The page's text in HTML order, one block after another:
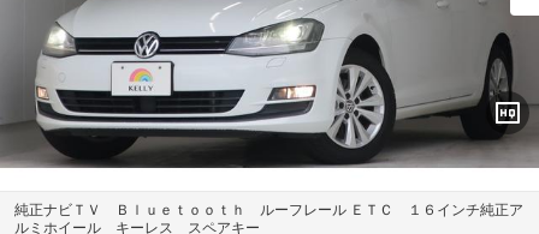
純正ナビＴＶ Ｂｌｕｅｔｏｏｔｈ ルーフレール ＥＴＣ １６インチ純正ア
ルミホイール キーレス スペアキー